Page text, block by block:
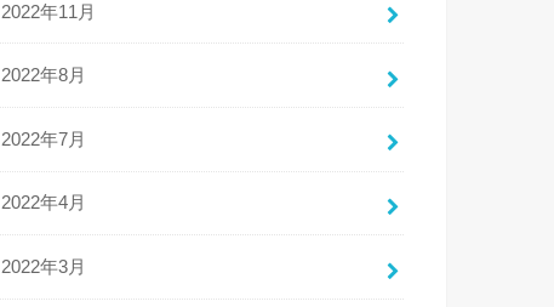
2022年11月
2022年8月
2022年7月
2022年4月
2022年3月